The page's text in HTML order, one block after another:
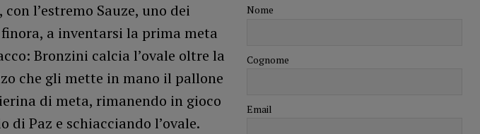
l’estremo Sauze, uno dei
a inventarsi la prima meta
Bronzini calcia l’ovale oltre la
che gli mette in mano il pallone
di meta, rimanendo in gioco
Paz e schiacciando l’ovale.
Nome
Cognome
Email